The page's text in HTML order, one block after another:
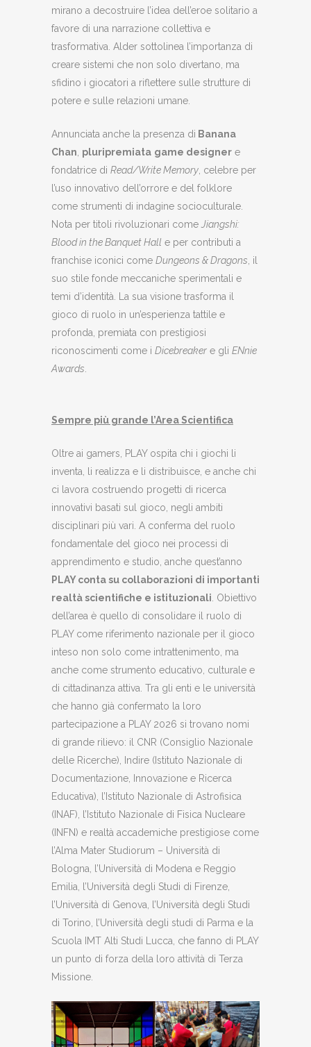
mirano a decostruire l’idea dell’eroe solitario a
favore di una narrazione collettiva e
trasformativa. Alder sottolinea l’importanza di
creare sistemi che non solo divertano, ma
sfidino i giocatori a riflettere sulle strutture di
potere e sulle relazioni umane.
Annunciata anche la presenza di Banana
Chan pluripremiata game designer e
fondatrice di Read/Write Memory , celebre per
l’uso innovativo dell’orrore e del folklore
come strumenti di indagine socioculturale.
Nota per titoli rivoluzionari come Jiangshi:
Blood in the Banquet Hall e per contributi a
franchise iconici come Dungeons & Dragons , il
suo stile fonde meccaniche sperimentali e
temi d’identità. La sua visione trasforma il
gioco di ruolo in un’esperienza tattile e
profonda, premiata con prestigiosi
riconoscimenti come i Dicebreaker e gli ENnie
Awards
Sempre più grande l’Area Scientifica
Oltre ai gamers, PLAY ospita chi i giochi li
inventa, li realizza e li distribuisce, e anche chi
ci lavora costruendo progetti di ricerca
innovativi basati sul gioco, negli ambiti
disciplinari più vari. A conferma del ruolo
fondamentale del gioco nei processi di
apprendimento e studio, anche quest’anno
PLAY conta su collaborazioni di importanti
realtà scientifiche e istituzionali . Obiettivo
dell’area è quello di consolidare il ruolo di
PLAY come riferimento nazionale per il gioco
inteso non solo come intrattenimento, ma
anche come strumento educativo, culturale e
di cittadinanza attiva. Tra gli enti e le università
che hanno già confermato la loro
partecipazione a PLAY 2026 si trovano nomi
di grande rilievo: il CNR (Consiglio Nazionale
delle Ricerche), Indire (Istituto Nazionale di
Documentazione, Innovazione e Ricerca
Educativa), l’Istituto Nazionale di Astrofisica
(INAF), l’Istituto Nazionale di Fisica Nucleare
(INFN) e realtà accademiche prestigiose come
l’Alma Mater Studiorum – Università di
Bologna, l’Università di Modena e Reggio
Emilia, l’Università degli Studi di Firenze,
l’Università di Genova, l’Università degli Studi
di Torino, l’Università degli studi di Parma e la
Scuola IMT Alti Studi Lucca, che fanno di PLAY
un punto di forza della loro attività di Terza
Missione.